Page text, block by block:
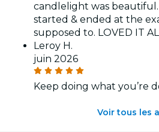
candlelight was
started & ended at the
supposed to. LOVED IT
Leroy H.
juin 2026
Keep doing what you’re
Voir tous les